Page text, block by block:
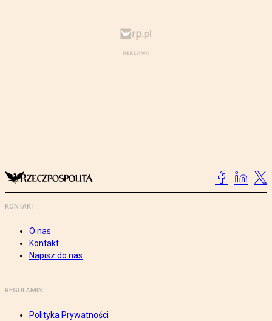
KONTAKT
O nas
Kontakt
Napisz do nas
REGULAMIN
Polityka Prywatności